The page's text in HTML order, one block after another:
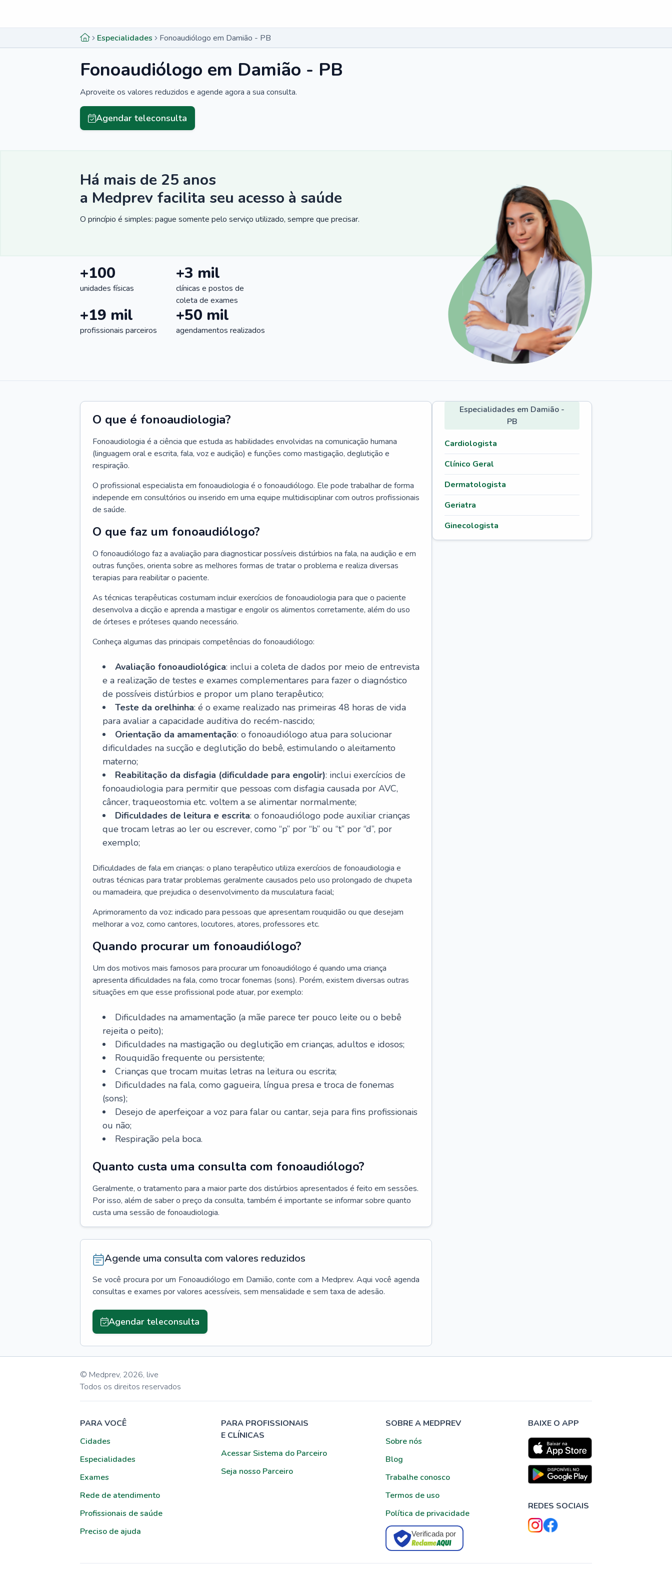
Especialidades Fonoaudiólogo em Damião - PB
Fonoaudiólogo em Damião - PB
Aproveite os valores reduzidos e agende agora a sua consulta.
Agendar teleconsulta
Há mais de 25 anos
a Medprev facilita seu acesso à saúde
O princípio é simples: pague somente pelo serviço utilizado, sempre que precisar.
+100
unidades físicas
+3 mil
clínicas e postos de
coleta de exames
+19 mil
profissionais parceiros
+50 mil
agendamentos realizados
O que é fonoaudiologia?
Fonoaudiologia é a ciência que estuda as habilidades envolvidas na comunicação humana
(linguagem oral e escrita, fala, voz e audição) e funções como mastigação, deglutição e
respiração.
O profissional especialista em fonoaudiologia é o fonoaudiólogo. Ele pode trabalhar de forma
independe em consultórios ou inserido em uma equipe multidisciplinar com outros profissionais
de saúde.
O que faz um fonoaudiólogo?
O fonoaudiólogo faz a avaliação para diagnosticar possíveis distúrbios na fala, na audição e em
outras funções, orienta sobre as melhores formas de tratar o problema e realiza diversas
terapias para reabilitar o paciente.
As técnicas terapêuticas costumam incluir exercícios de fonoaudiologia para que o paciente
desenvolva a dicção e aprenda a mastigar e engolir os alimentos corretamente, além do uso
de órteses e próteses quando necessário.
Conheça algumas das principais competências do fonoaudiólogo:
Avaliação fonoaudiológica: inclui a coleta de dados por meio de entrevista
e a realização de testes e exames complementares para fazer o diagnóstico
de possíveis distúrbios e propor um plano terapêutico;
Teste da orelhinha: é o exame realizado nas primeiras 48 horas de vida
para avaliar a capacidade auditiva do recém-nascido;
Orientação da amamentação: o fonoaudiólogo atua para solucionar
dificuldades na sucção e deglutição do bebê, estimulando o aleitamento
materno;
Reabilitação da disfagia (dificuldade para engolir): inclui exercícios de
fonoaudiologia para permitir que pessoas com disfagia causada por AVC,
câncer, traqueostomia etc. voltem a se alimentar normalmente;
Dificuldades de leitura e escrita: o fonoaudiólogo pode auxiliar crianças
que trocam letras ao ler ou escrever, como “p” por “b” ou “t” por “d”, por
exemplo;
Dificuldades de fala em crianças: o plano terapêutico utiliza exercícios de fonoaudiologia e
outras técnicas para tratar problemas geralmente causados pelo uso prolongado de chupeta
ou mamadeira, que prejudica o desenvolvimento da musculatura facial;
Aprimoramento da voz: indicado para pessoas que apresentam rouquidão ou que desejam
melhorar a voz, como cantores, locutores, atores, professores etc.
Quando procurar um fonoaudiólogo?
Um dos motivos mais famosos para procurar um fonoaudiólogo é quando uma criança
apresenta dificuldades na fala, como trocar fonemas (sons). Porém, existem diversas outras
situações em que esse profissional pode atuar, por exemplo:
Dificuldades na amamentação (a mãe parece ter pouco leite ou o bebê
rejeita o peito);
Dificuldades na mastigação ou deglutição em crianças, adultos e idosos;
Rouquidão frequente ou persistente;
Crianças que trocam muitas letras na leitura ou escrita;
Dificuldades na fala, como gagueira, língua presa e troca de fonemas
(sons);
Desejo de aperfeiçoar a voz para falar ou cantar, seja para fins profissionais
ou não;
Respiração pela boca.
Quanto custa uma consulta com fonoaudiólogo?
Geralmente, o tratamento para a maior parte dos distúrbios apresentados é feito em sessões.
Por isso, além de saber o preço da consulta, também é importante se informar sobre quanto
custa uma sessão de fonoaudiologia.
Agende uma consulta com valores reduzidos
Se você procura por um Fonoaudiólogo em Damião, conte com a Medprev. Aqui você agenda
consultas e exames por valores acessíveis, sem mensalidade e sem taxa de adesão.
Agendar teleconsulta
Especialidades em Damião -
PB
Cardiologista
Clínico Geral
Dermatologista
Geriatra
Ginecologista
© Medprev, 2026, live
Todos os direitos reservados
PARA VOCÊ
Cidades
Especialidades
Exames
Rede de atendimento
Profissionais de saúde
Preciso de ajuda
PARA PROFISSIONAIS
E CLÍNICAS
Acessar Sistema do Parceiro
Seja nosso Parceiro
SOBRE A MEDPREV
Sobre nós
Blog
Trabalhe conosco
Termos de uso
Política de privacidade
Verificada por
BAIXE O APP
REDES SOCIAIS